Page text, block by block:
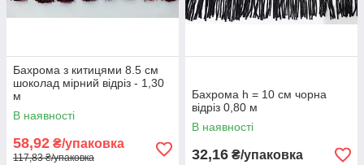
Бахрома з китицями 8.5 см
шоколад мірний відріз - 1,30
м
В наявності
58,92 ₴/упаковка
117,83 ₴/упаковка
Бахрома h = 10 см чорна
відріз 0,80 м
В наявності
32,16 ₴/упаковка